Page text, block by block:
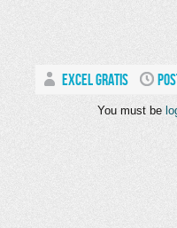
EXCEL GRATIS
You must be